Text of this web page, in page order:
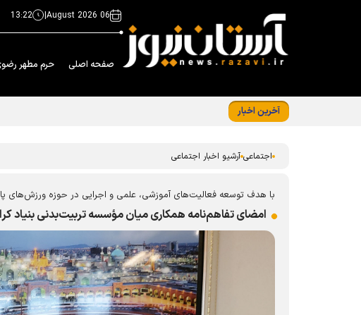
06 August 2026
|
13:22
صفحه اصلی حرم مطهر
آخرین اخبار
اجتماعی آرشیو اخبار اجتماعی
با هدف توسعه فعالیت‌های آموزشی، علمی و اجرایی در حوزه ورزش‌های
امضای تفاهم‌نامه همکاری میان مؤسسه تربیت‌بدنی بنیاد